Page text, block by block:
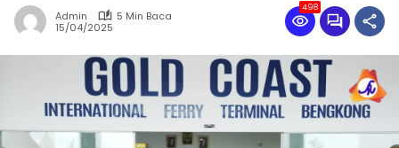
Admin
5 Min Baca
15/04/2025
498